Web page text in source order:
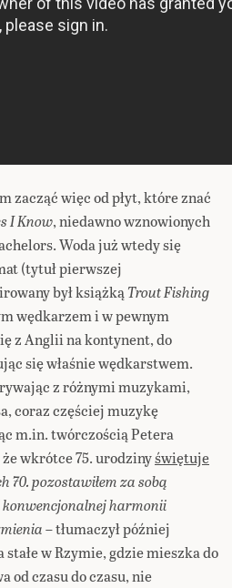
zacząć więc od płyt, które znać
I Know, niedawno wznowionych
Woda już wtedy się
(tytuł pierwszej
był książkąTrout Fishing
wędkarzem i w pewnym
z Anglii na kontynent, do
się właśnie wędkarstwem.
z różnymi muzykami,
coraz częściej muzykę
m.in. twórczością Petera
wkrótce 75. urodzinyświętuje
70. pozostawiłem za sobą
konwencjonalnej harmonii
– tłumaczył później
stałe w Rzymie, gdzie mieszka do
od czasu do czasu, nie